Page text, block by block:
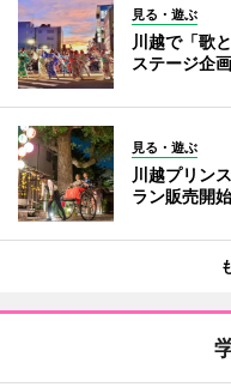
見る・遊ぶ
川越で「歌
ステージ企画
見る・遊ぶ
川越プリン
ラン販売開始